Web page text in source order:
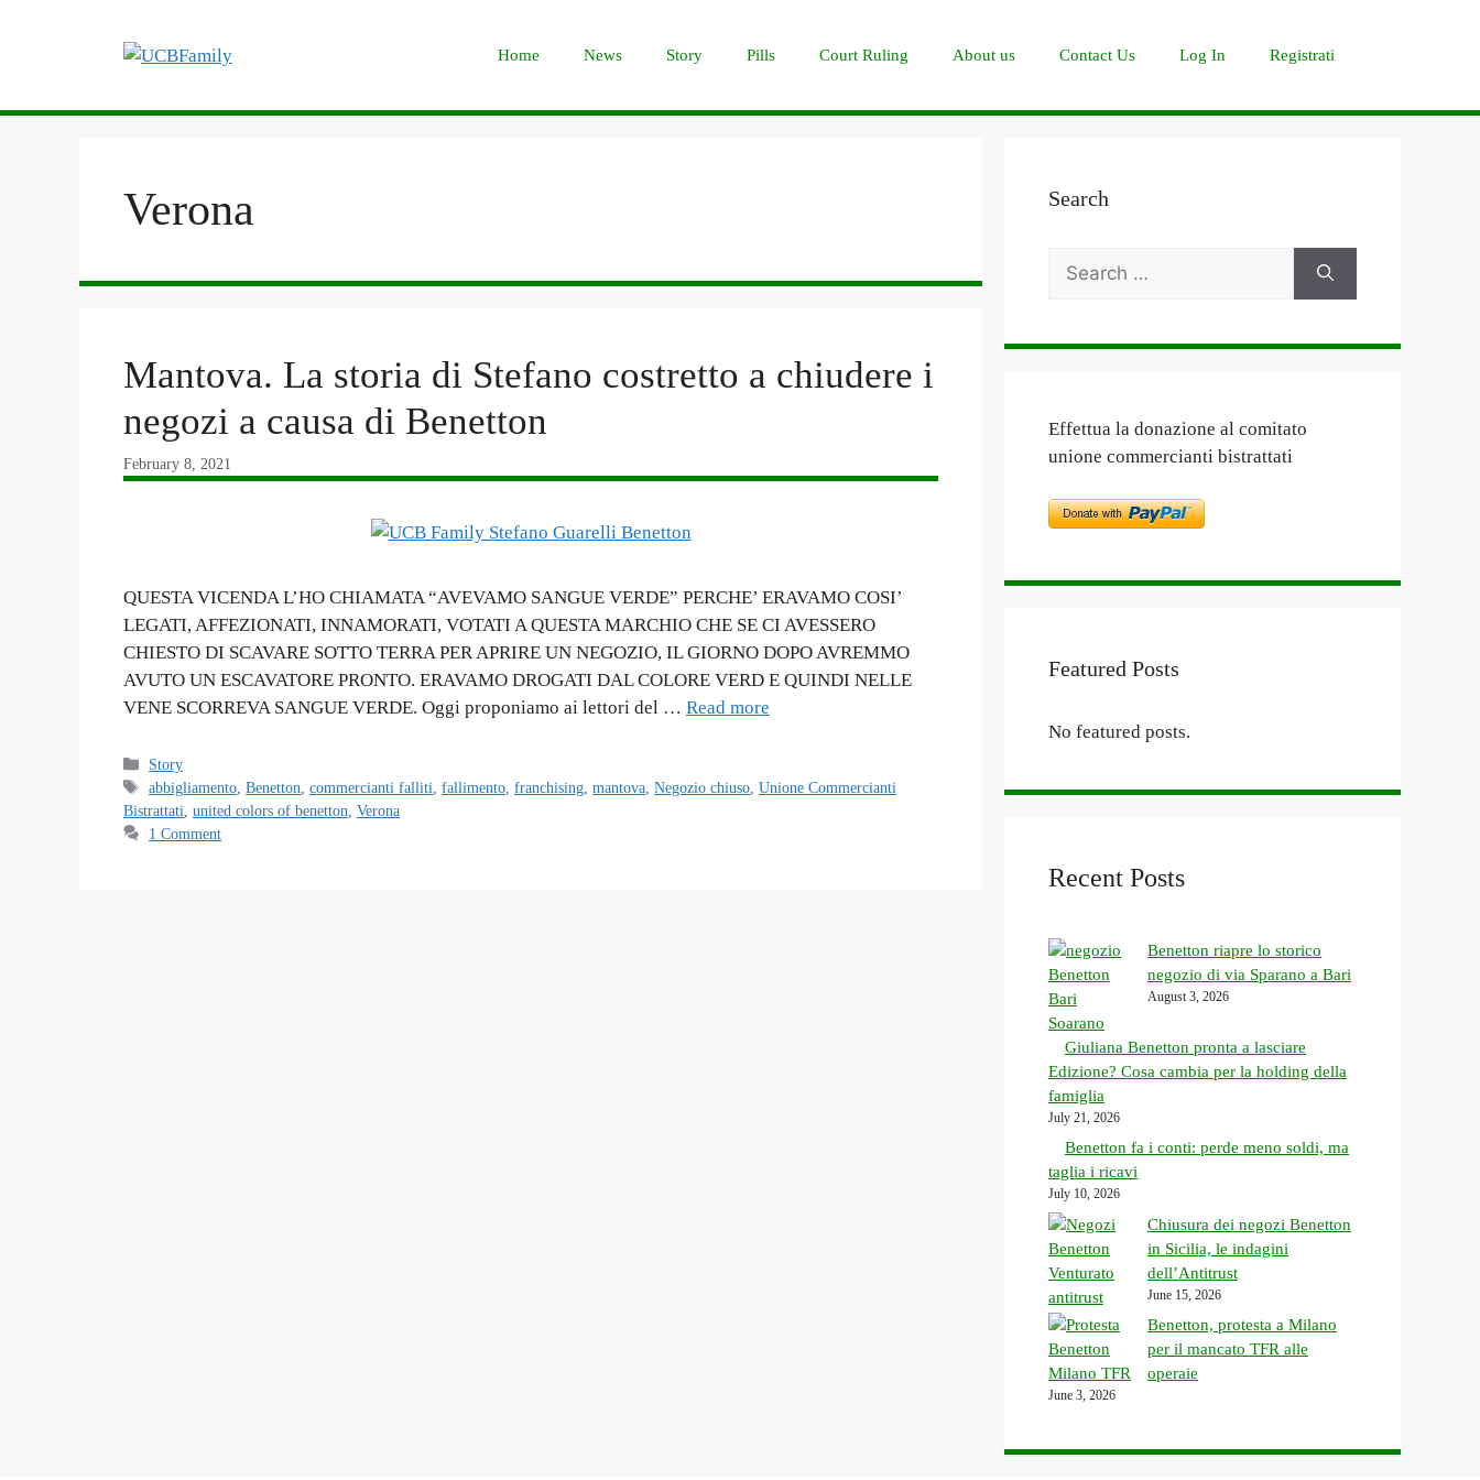
Home News Story Pills Court Ruling About us Contact Us Log In Registrati
Verona
Mantova. La storia di Stefano costretto a chiudere i
negozi a causa di Benetton
February 8, 2021
QUESTA VICENDA L’HO CHIAMATA “AVEVAMO SANGUE VERDE” PERCHE’ ERAVAMO COSI’
LEGATI, AFFEZIONATI, INNAMORATI, VOTATI A QUESTA MARCHIO CHE SE CI AVESSERO
CHIESTO DI SCAVARE SOTTO TERRA PER APRIRE UN NEGOZIO, IL GIORNO DOPO AVREMMO
AVUTO UN ESCAVATORE PRONTO. ERAVAMO DROGATI DAL COLORE VERD E QUINDI NELLE
VENE SCORREVA SANGUE VERDE. Oggi proponiamo ai lettori del … Read more
Categories
Story
Tags
abbigliamento ,Benetton ,commercianti falliti ,fallimento ,franchising ,mantova ,Negozio chiuso ,Unione Commercianti
Bistrattati united colors of benetton Verona
1 Comment
Search
Search
for:
Effettua la donazione al comitato
unione commercianti bistrattati
Featured Posts
No featured posts.
Recent Posts
Benetton riapre lo storico
negozio di via Sparano a Bari
August 3, 2026
Giuliana Benetton pronta a lasciare
Edizione? Cosa cambia per la holding della
famiglia
July 21, 2026
Benetton fa i conti: perde meno soldi, ma
taglia i ricavi
July 10, 2026
Chiusura dei negozi Benetton
in Sicilia, le indagini
dell’Antitrust
June 15, 2026
Benetton, protesta a Milano
per il mancato TFR alle
operaie
June 3, 2026